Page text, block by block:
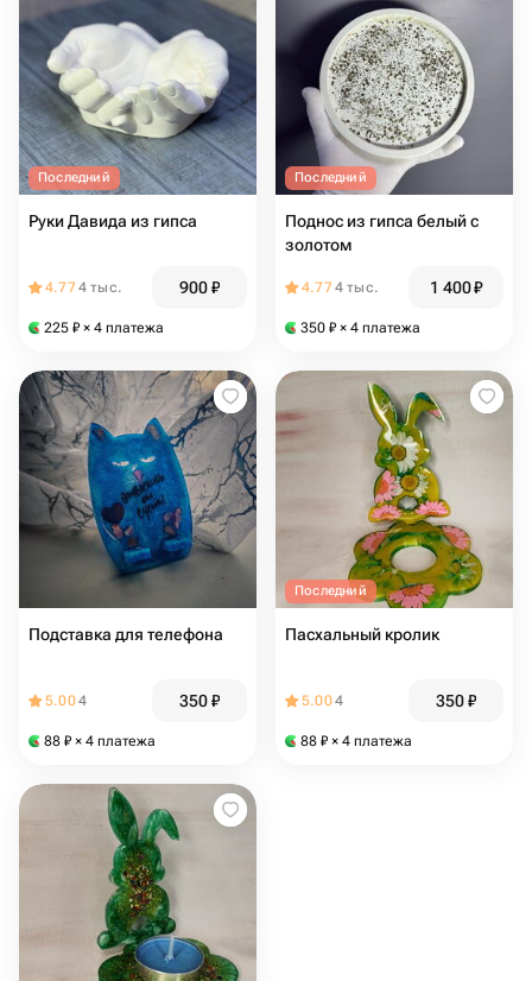
Последний
Руки Давида из гипса
4.774 тыс. 900₽
225 ₽ × 4 платежа
Последний
Поднос из гипса белый с
золотом
4.774 тыс. 1 400₽
350 ₽ × 4 платежа
Подставка для телефона
5.004 350₽
88 ₽ × 4 платежа
Последний
Пасхальный кролик
5.004 350₽
88 ₽ × 4 платежа